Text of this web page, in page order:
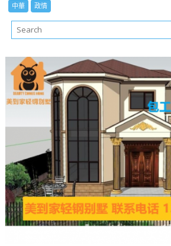
中華 政情